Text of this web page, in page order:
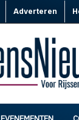
Adverteren